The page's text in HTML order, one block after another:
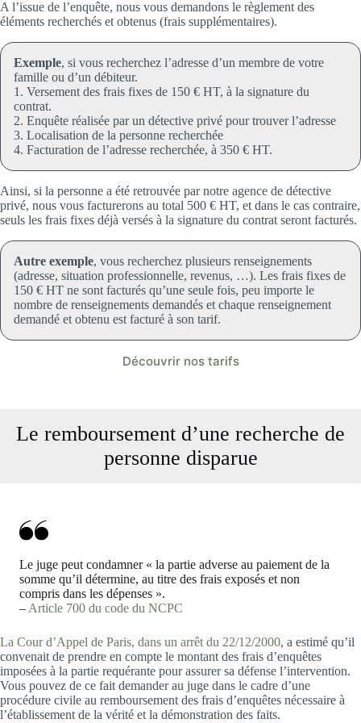
A l’issue de l’enquête, nous vous demandons le règlement des
éléments recherchés et obtenus (frais supplémentaires).
Exemple, si vous recherchez l’adresse d’un membre de votre
famille ou d’un débiteur.
1. Versement des frais fixes de 150 € HT, à la signature du
contrat.
2. Enquête réalisée par un détective privé pour trouver l’adresse
3. Localisation de la personne recherchée
4. Facturation de l’adresse recherchée, à 350 € HT.
Ainsi, si la personne a été retrouvée par notre agence de détective
privé, nous vous facturerons au total 500 € HT, et dans le cas contraire,
seuls les frais fixes déjà versés à la signature du contrat seront facturés.
Autre exemple, vous recherchez plusieurs renseignements
(adresse, situation professionnelle, revenus, …). Les frais fixes de
150 € HT ne sont facturés qu’une seule fois, peu importe le
nombre de renseignements demandés et chaque renseignement
demandé et obtenu est facturé à son tarif.
Découvrir nos tarifs
Le remboursement d’une recherche de
personne disparue
Le juge peut condamner « la partie adverse au paiement de la
somme qu’il détermine, au titre des frais exposés et non
compris dans les dépenses ».
– Article 700 du code du NCPC
La Cour d’Appel de Paris, dans un arrêt du 22/12/2000, a estimé qu’il
convenait de prendre en compte le montant des frais d’enquêtes
imposées à la partie requérante pour assurer sa défense l’intervention.
Vous pouvez de ce fait demander au juge dans le cadre d’une
procédure civile au remboursement des frais d’enquêtes nécessaire à
l’établissement de la vérité et la démonstration des faits.